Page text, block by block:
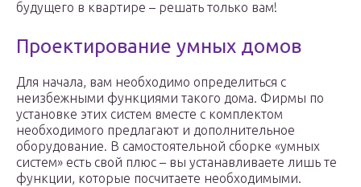
будущего в квартире – решать только вам!
Проектирование умных домов
Для начала, вам необходимо определиться с
неизбежными функциями такого дома. Фирмы по
установке этих систем вместе с комплектом
необходимого предлагают и дополнительное
оборудование. В самостоятельной сборке «умных
систем» есть свой плюс – вы устанавливаете лишь те
функции, которые посчитаете необходимыми.